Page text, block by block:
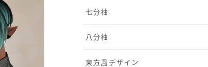
七分袖
八分袖
東方風デザイン